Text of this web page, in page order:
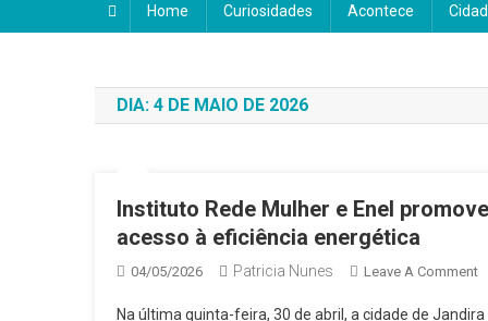
coração do Brasil. Aqui, a notícia é feita para você e por
Home Curiosidades Acontece
DIA: 4 DE MAIO DE 2026
Instituto Rede Mulher e Enel
acesso à eficiência energética
04/05/2026 Patricia Nunes Leave A CommentOn
Na última quinta-feira, 30 de abril, a cidade de